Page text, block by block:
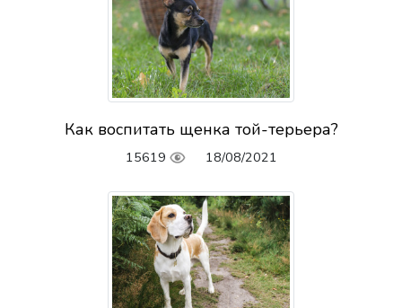
Как воспитать щенка той-терьера?
15619 18/08/2021